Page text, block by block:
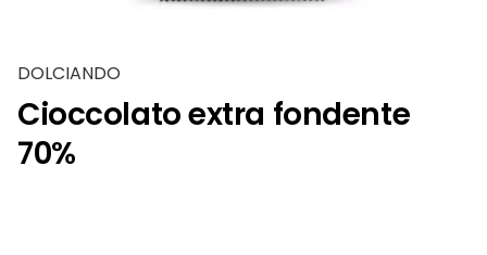
DOLCIANDO
Cioccolato extra fondente
70%